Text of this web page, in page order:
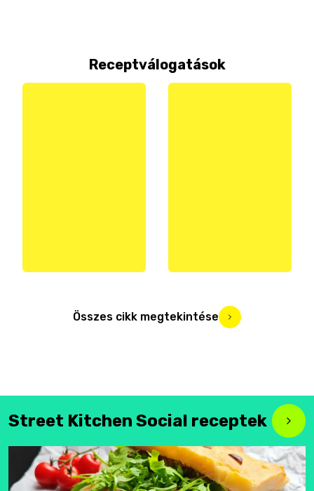
Receptválogatások
Összes cikk megtekintése
Street Kitchen Social receptek